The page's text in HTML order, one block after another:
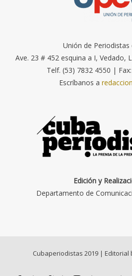
Unión de Periodistas
Ave. 23 # 452 esquina a I, Vedado,
Telf. (53) 7832 4550 |
Escríbanos a
Edición y
Departamento de
Cubaperiodistas 2019 | Editorial